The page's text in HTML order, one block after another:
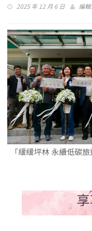
2025 年 12 月 6 日 編輯:
「緩緩坪林 永續低碳